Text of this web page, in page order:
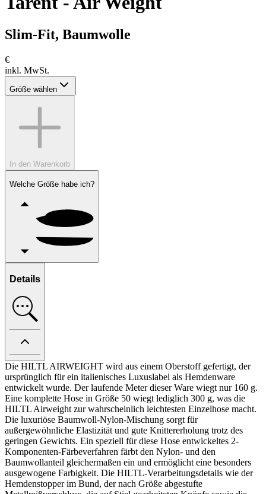
Slim-Fit, Baumwolle
€
inkl. MwSt.
Größe wählen
In den Warenkorb
Welche Größe habe ich?
Details
Die HILTL AIRWEIGHT wird aus einem Oberstoff gefertigt, der
ursprünglich für ein italienisches Luxuslabel als Hemdenware
entwickelt wurde. Der laufende Meter dieser Ware wiegt nur 160 g.
Eine komplette Hose in Größe 50 wiegt lediglich 300 g, was die
HILTL Airweight zur wahrscheinlich leichtesten Einzelhose macht.
Die luxuriöse Baumwoll-Nylon-Mischung sorgt für
außergewöhnliche Elastizität und gute Knittererholung trotz des
geringen Gewichts. Ein speziell für diese Hose entwickeltes 2-
Komponenten-Färbeverfahren färbt den Nylon- und den
Baumwollanteil gleichermaßen ein und ermöglicht eine besonders
ausgewogene Farbigkeit. Die HILTL-Verarbeitungsdetails wie der
Hemdenstopper im Bund, der nach Größe abgestufte